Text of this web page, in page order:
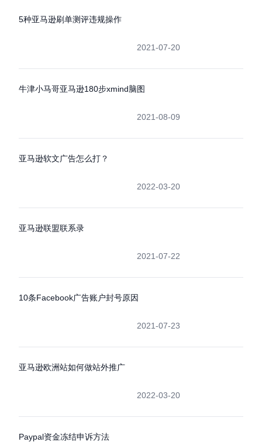
5种亚马逊刷单测评违规操作
2021-07-20
牛津小马哥亚马逊180步xmind脑图
2021-08-09
亚马逊软文广告怎么打？
2022-03-20
亚马逊联盟联系录
2021-07-22
10条Facebook广告账户封号原因
2021-07-23
亚马逊欧洲站如何做站外推广
2022-03-20
Paypal资金冻结申诉方法